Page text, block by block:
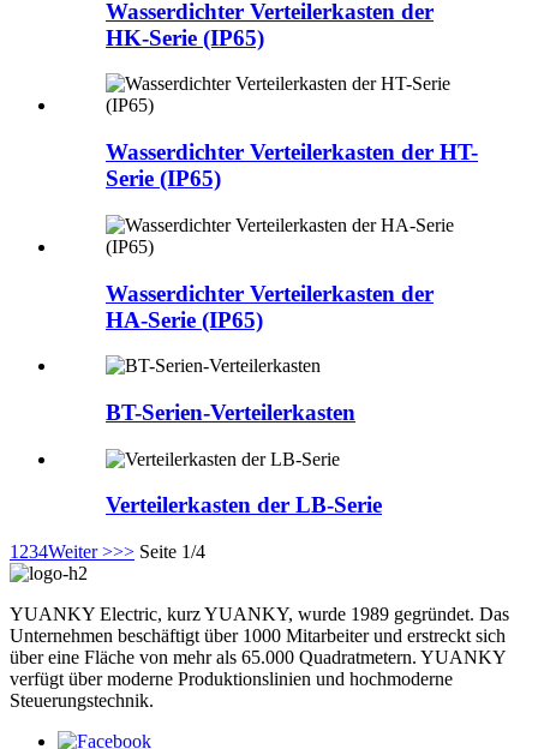
Wasserdichter Verteilerkasten der
HK-Serie (IP65)
Wasserdichter Verteilerkasten der HT-
Serie (IP65)
Wasserdichter Verteilerkasten der
HA-Serie (IP65)
BT-Serien-Verteilerkasten
Verteilerkasten der LB-Serie
1 234Weiter >>> Seite 1/4
YUANKY Electric, kurz YUANKY, wurde 1989 gegründet. Das
Unternehmen beschäftigt über 1000 Mitarbeiter und erstreckt sich
über eine Fläche von mehr als 65.000 Quadratmetern. YUANKY
verfügt über moderne Produktionslinien und hochmoderne
Steuerungstechnik.